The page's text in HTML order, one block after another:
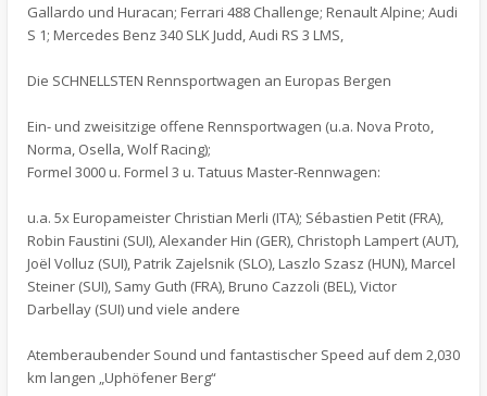
Gallardo und Huracan; Ferrari 488 Challenge; Renault Alpine; Audi
S 1; Mercedes Benz 340 SLK Judd, Audi RS 3 LMS,
Die SCHNELLSTEN Rennsportwagen an Europas Bergen
Ein- und zweisitzige offene Rennsportwagen (u.a. Nova Proto,
Norma, Osella, Wolf Racing);
Formel 3000 u. Formel 3 u. Tatuus Master-Rennwagen:
u.a. 5x Europameister Christian Merli (ITA); Sébastien Petit (FRA),
Robin Faustini (SUI), Alexander Hin (GER), Christoph Lampert (AUT),
Joël Volluz (SUI), Patrik Zajelsnik (SLO), Laszlo Szasz (HUN), Marcel
Steiner (SUI), Samy Guth (FRA), Bruno Cazzoli (BEL), Victor
Darbellay (SUI) und viele andere
Atemberaubender Sound und fantastischer Speed auf dem 2,030
km langen „Uphöfener Berg“